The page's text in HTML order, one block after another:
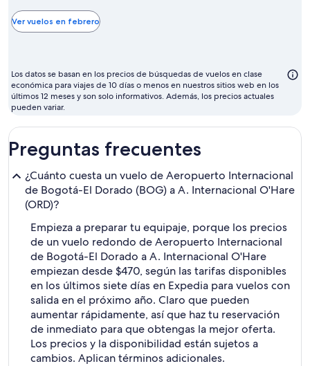
barato
para
suele
ser
febrero
Ver vuelos en febrero
Los datos se basan en los precios de búsquedas de vuelos en clase
económica para viajes de 10 días o menos en nuestros sitios web en los
últimos 12 meses y son solo informativos. Además, los precios actuales
pueden variar.
Preguntas frecuentes
¿Cuánto cuesta un vuelo de Aeropuerto Internacional
de Bogotá-El Dorado (BOG) a A. Internacional O'Hare
(ORD)?
Empieza a preparar tu equipaje, porque los precios
de un vuelo redondo de Aeropuerto Internacional
de Bogotá-El Dorado a A. Internacional O'Hare
empiezan desde $470, según las tarifas disponibles
en los últimos siete días en Expedia para vuelos con
salida en el próximo año. Claro que pueden
aumentar rápidamente, así que haz tu reservación
de inmediato para que obtengas la mejor oferta.
Los precios y la disponibilidad están sujetos a
cambios. Aplican términos adicionales.